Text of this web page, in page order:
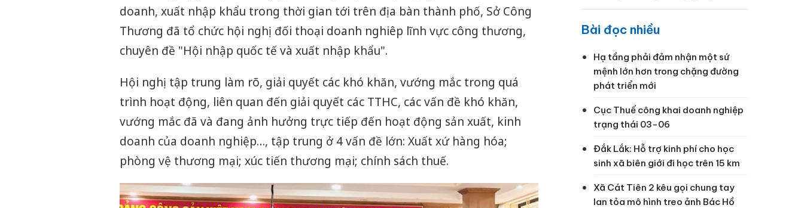
doanh, xuất nhập khẩu trong thời gian tới trên địa bàn thành phố, Sở Công
Thương đã tổ chức hội nghị đối thoại doanh nghiêp lĩnh vực công thương,
chuyên đề "Hội nhập quốc tế và xuất nhập khẩu".
Hội nghị tập trung làm rõ, giải quyết các khó khăn, vướng mắc trong quá
trình hoạt động, liên quan đến giải quyết các TTHC, các vấn đề khó khăn,
vướng mắc đã và đang ảnh hưởng trực tiếp đến hoạt động sản xuất, kinh
doanh của doanh nghiệp…, tập trung ở 4 vấn đề lớn: Xuất xứ hàng hóa;
phòng vệ thương mại; xúc tiến thương mại; chính sách thuế.
Bài đọc nhiều
Hạ tầng phải đảm nhận một sứ
mệnh lớn hơn trong chặng đường
phát triển mới
Cục Thuế công khai doanh nghiệp
trạng thái 03-06
Đắk Lắk: Hỗ trợ kinh phí cho học
sinh xã biên giới đi học trên 15 km
Xã Cát Tiên 2 kêu gọi chung tay
lan tỏa mô hình treo ảnh Bác Hồ